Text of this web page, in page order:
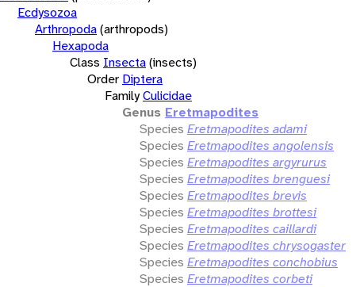
Ecdysozoa
Arthropoda(arthropods)
Hexapoda
Class Insecta(insects)
Order Diptera
FamilyCulicidae
Genus Eretmapodites
Species Eretmapodites adami
Species Eretmapodites angolensis
Species Eretmapodites argyrurus
Species Eretmapodites brenguesi
Species Eretmapodites brevis
Species Eretmapodites brottesi
Species Eretmapodites caillardi
Species Eretmapodites chrysogaster
Species Eretmapodites conchobius
Species Eretmapodites corbeti